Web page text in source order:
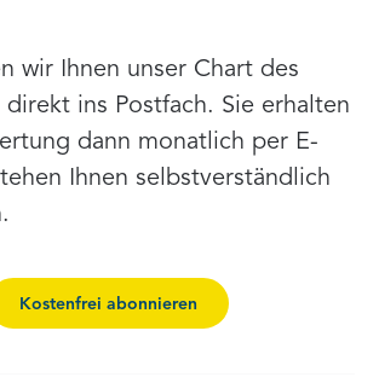
wir Ihnen unser Chart des
direkt ins Postfach. Sie erhalten
dann monatlich per E-
Ihnen selbstverständlich
Kostenfrei abonnieren